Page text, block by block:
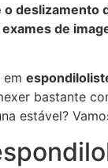
deslizamento
de
bastante
estável?